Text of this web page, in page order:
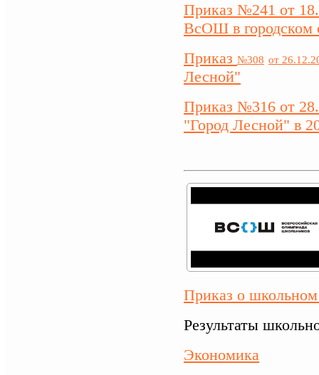
Приказ №241 от
ВсОШ в городском
Приказ №308 от
Лесной"
Приказ №316 от
"Город Лесной" в
Приказ о
Результаты
Экономика